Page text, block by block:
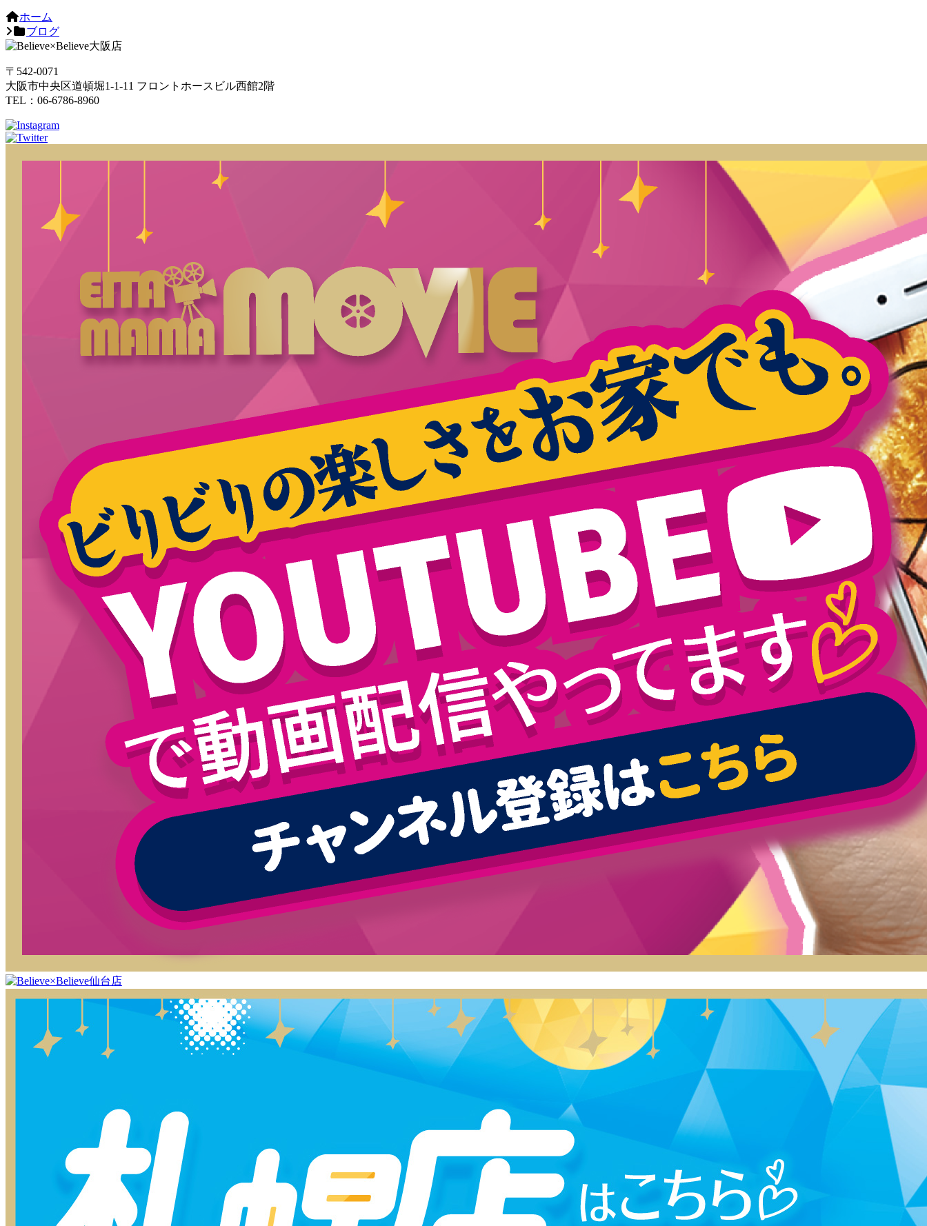
ホーム
ブログ
〒542-0071
大阪市中央区道頓堀1-1-11 フロントホースビル西館2階
TEL：06-6786-8960